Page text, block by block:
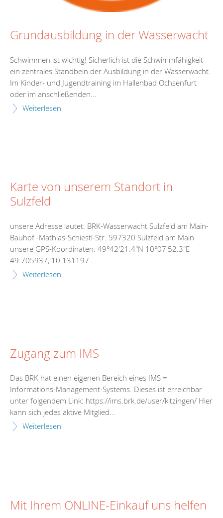
Grundausbildung in der Wasserwacht
Schwimmen ist wichtig! Sicherlich ist die Schwimmfähigkeit
ein zentrales Standbein der Ausbildung in der Wasserwacht.
Im Kinder- und Jugendtraining im Hallenbad Ochsenfurt
oder im anschließenden...
Weiterlesen
Karte von unserem Standort in
Sulzfeld
unsere Adresse lautet: BRK-Wasserwacht Sulzfeld am Main-
Bauhof -Mathias-Schiestl-Str. 597320 Sulzfeld am Main
unsere GPS-Koordinaten: 49°42'21.4"N 10°07'52.3"E
49.705937, 10.131197 ...
Weiterlesen
Zugang zum IMS
Das BRK hat einen eigenen Bereich eines IMS =
Informations-Management-Systems. Dieses ist erreichbar
unter folgendem Link: https://ims.brk.de/user/kitzingen/ Hier
kann sich jedes aktive Mitglied...
Weiterlesen
Mit Ihrem ONLINE-Einkauf uns helfen